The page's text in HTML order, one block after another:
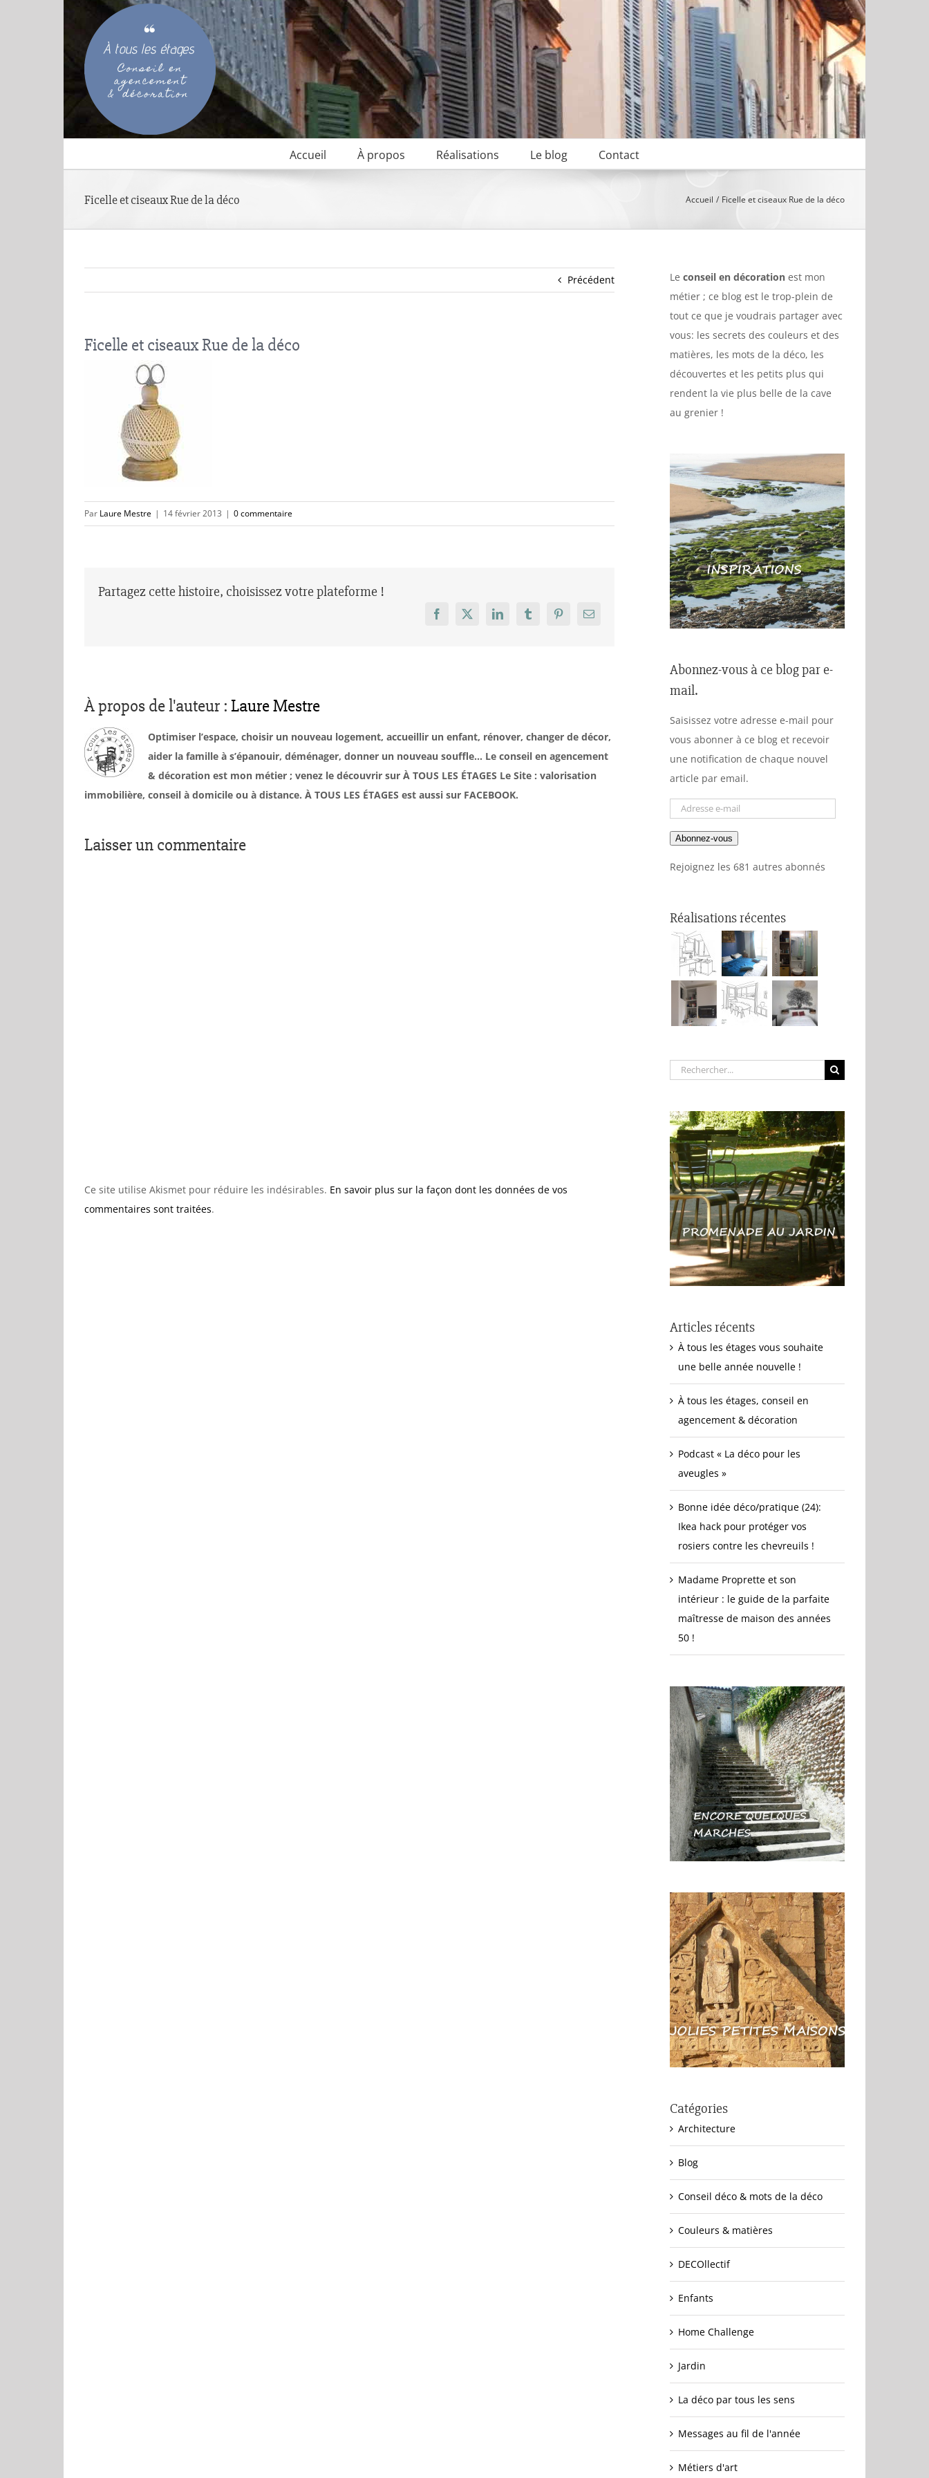
Accueil À propos Réalisations Le blog Contact
Ficelle et ciseaux Rue de la déco Accueil Ficelle et ciseaux Rue de la déco
Précédent
Ficelle et ciseaux Rue de la déco
Par Laure Mestre | 14 février 2013 | 0 commentaire
Partagez cette histoire, choisissez votre plateforme !
Facebook
X LinkedInTumblrPinterestEmail
À propos de l'auteur : Laure Mestre
Optimiser l’espace, choisir un nouveau logement, accueillir un enfant, rénover, changer de décor,
aider la famille à s’épanouir, déménager, donner un nouveau souffle… Le conseil en agencement
& décoration est mon métier ; venez le découvrir sur À TOUS LES ÉTAGES Le Site : valorisation
immobilière, conseil à domicile ou à distance. À TOUS LES ÉTAGES est aussi sur FACEBOOK.
Laisser un commentaire
Ce site utilise Akismet pour réduire les indésirables. En savoir plus sur la façon dont les données de vos
commentaires sont traitées.
Le conseil en décoration est mon
métier ; ce blog est le trop-plein de
tout ce que je voudrais partager avec
vous: les secrets des couleurs et des
matières, les mots de la déco, les
découvertes et les petits plus qui
rendent la vie plus belle de la cave
au grenier !
Abonnez-vous à ce blog par e-
mail.
Saisissez votre adresse e-mail pour
vous abonner à ce blog et recevoir
une notification de chaque nouvel
article par email.
Adresse
mail
Abonnez-vous
Rejoignez les 681 autres abonnés
Réalisations récentes
Rechercher:
Articles récents
À tous les étages vous souhaite
une belle année nouvelle !
À tous les étages, conseil en
agencement & décoration
Podcast « La déco pour les
aveugles »
Bonne idée déco/pratique (24):
Ikea hack pour protéger vos
rosiers contre les chevreuils !
Madame Proprette et son
intérieur : le guide de la parfaite
maîtresse de maison des années
50 !
Catégories
Architecture
Blog
Conseil déco & mots de la déco
Couleurs & matières
DECOllectif
Enfants
Home Challenge
Jardin
La déco par tous les sens
Messages au fil de l'année
Métiers d'art